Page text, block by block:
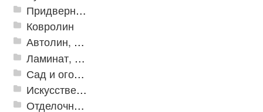
Придверные решетки
Ковролин
Автолин, Транслин, Линолеум
Ламинат, Кварцвиниловая плитка SPC
Сад и огород
Искусственная трава
Отделочные профили